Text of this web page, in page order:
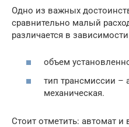
Одно из важных
сравнительно малый
различается в
объем
тип трансмиссии –
механическая.
Стоит отметить: автомат